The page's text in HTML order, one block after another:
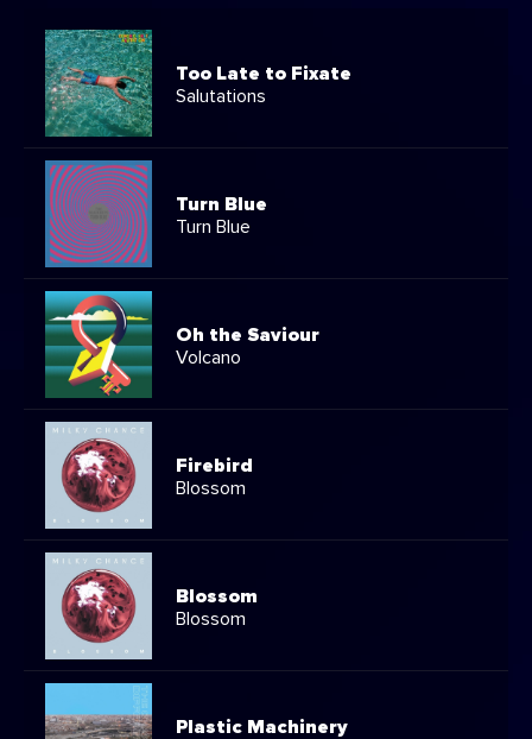
Too Late to Fixate
Salutations
Turn Blue
Turn Blue
Oh the Saviour
Volcano
Firebird
Blossom
Blossom
Blossom
Plastic Machinery